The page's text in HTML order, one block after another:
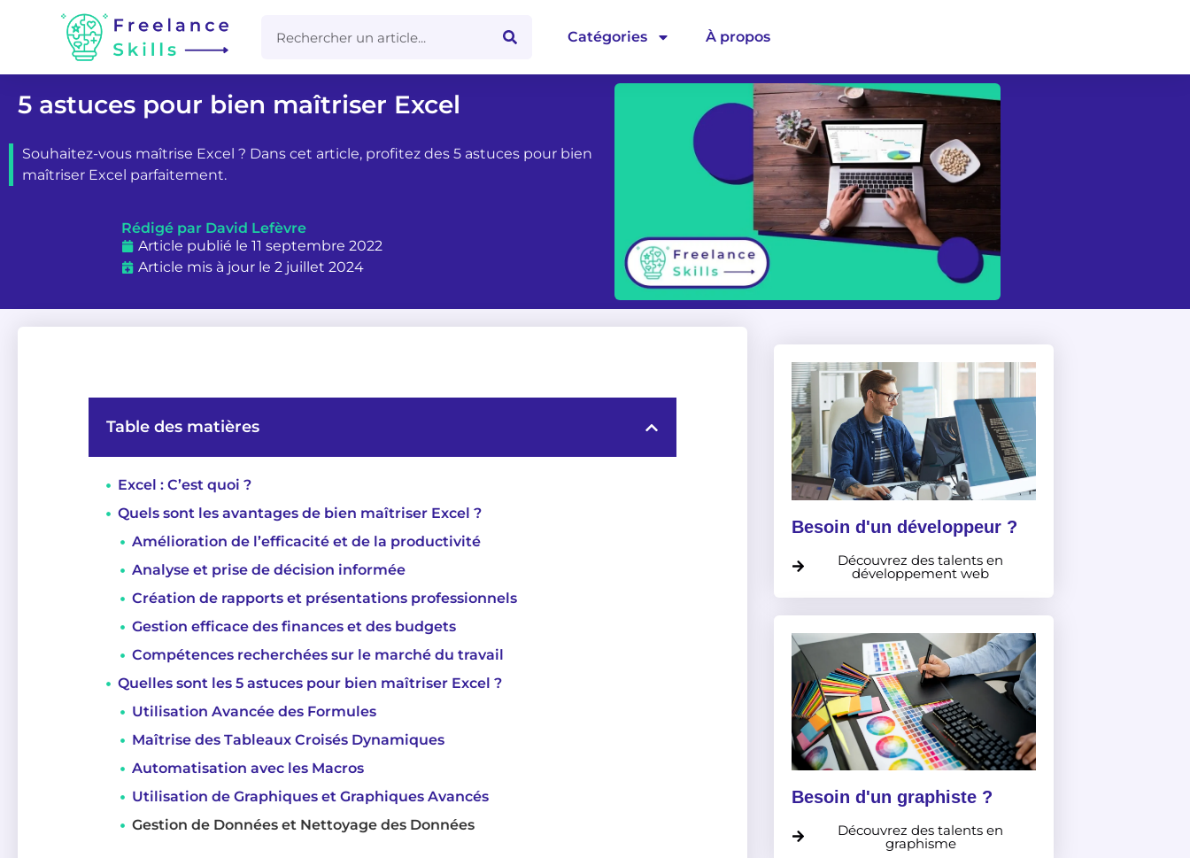
Catégories À propos
5 astuces pour bien maîtriser Excel
Souhaitez-vous maîtrise Excel ? Dans cet article, profitez des 5 astuces pour bien
maîtriser Excel parfaitement.
Rédigé par David Lefèvre
Article publié le 11 septembre 2022
Article mis à jour le 2 juillet 2024
Table des matières
Excel : C’est quoi ?
Quels sont les avantages de bien maîtriser Excel ?
Amélioration de l’efficacité et de la productivité
Analyse et prise de décision informée
Création de rapports et présentations professionnels
Gestion efficace des finances et des budgets
Compétences recherchées sur le marché du travail
Quelles sont les 5 astuces pour bien maîtriser Excel ?
Utilisation Avancée des Formules
Maîtrise des Tableaux Croisés Dynamiques
Automatisation avec les Macros
Utilisation de Graphiques et Graphiques Avancés
Gestion de Données et Nettoyage des Données
Besoin d'un développeur ?
Découvrez des talents en
développement web
Besoin d'un graphiste ?
Découvrez des talents en
graphisme